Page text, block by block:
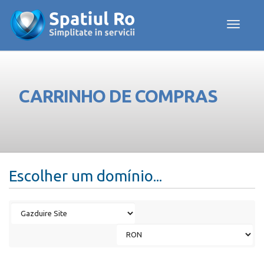
Toggle
CARRINHO DE COMPRAS
Escolher um domínio...